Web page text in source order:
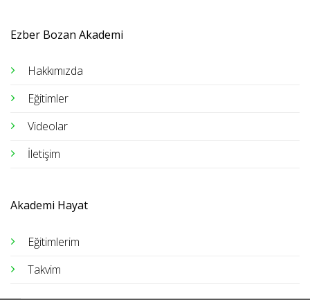
Ezber Bozan Akademi
Hakkımızda
Eğitimler
Videolar
İletişim
Akademi Hayat
Eğitimlerim
Takvim